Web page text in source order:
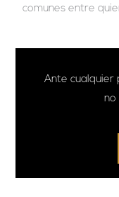
comunes entre
Ante cualquier
no